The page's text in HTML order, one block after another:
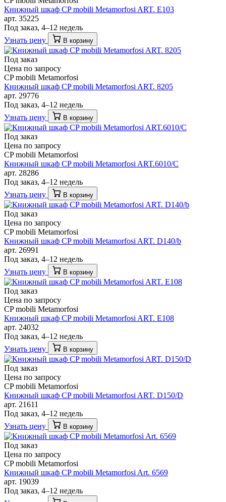
Книжный шкаф CP mobili Metamorfosi ART. E103
арт. 35225
Под заказ, 4–12 недель
Узнать цену
В корзину
Под заказ
Цена по запросу
CP mobili Metamorfosi
Книжный шкаф CP mobili Metamorfosi ART. 8205
арт. 29776
Под заказ, 4–12 недель
Узнать цену
В корзину
Под заказ
Цена по запросу
CP mobili Metamorfosi
Книжный шкаф CP mobili Metamorfosi ART.6010/C
арт. 28286
Под заказ, 4–12 недель
Узнать цену
В корзину
Под заказ
Цена по запросу
CP mobili Metamorfosi
Книжный шкаф CP mobili Metamorfosi ART. D140/b
арт. 26991
Под заказ, 4–12 недель
Узнать цену
В корзину
Под заказ
Цена по запросу
CP mobili Metamorfosi
Книжный шкаф CP mobili Metamorfosi ART. E108
арт. 24032
Под заказ, 4–12 недель
Узнать цену
В корзину
Под заказ
Цена по запросу
CP mobili Metamorfosi
Книжный шкаф CP mobili Metamorfosi ART. D150/D
арт. 21611
Под заказ, 4–12 недель
Узнать цену
В корзину
Под заказ
Цена по запросу
CP mobili Metamorfosi
Книжный шкаф CP mobili Metamorfosi Art. 6569
арт. 19039
Под заказ, 4–12 недель